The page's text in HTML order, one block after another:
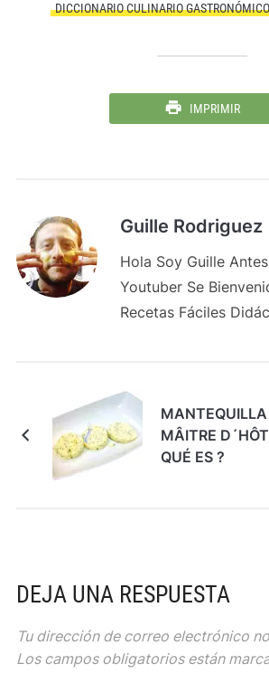
DICCIONARIO CULINARIO GASTRONÓMICO
IMPRIMIR
Guille Rodriguez
Hola Soy Guille
Youtuber Se
Recetas Fáciles
MANTEQUILLA
MÂITRE
QUÉ ES ?
DEJA UNA RESPUESTA
Tu dirección de correo electrónico
Los campos obligatorios están